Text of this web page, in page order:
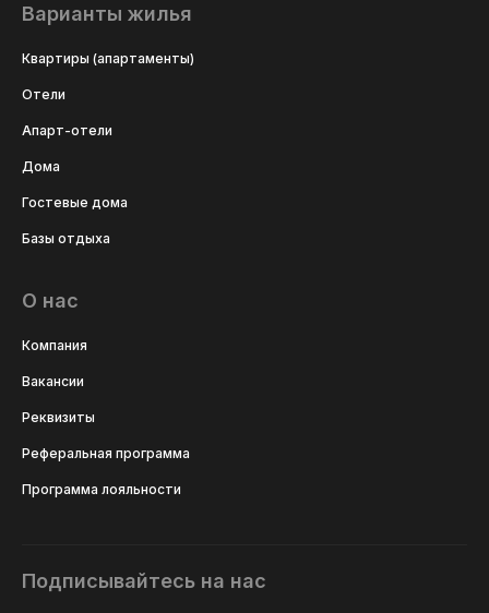
Варианты жилья
Квартиры (апартаменты)
Отели
Апарт-отели
Дома
Гостевые дома
Базы отдыха
О нас
Компания
Вакансии
Реквизиты
Реферальная программа
Программа лояльности
Подписывайтесь на нас